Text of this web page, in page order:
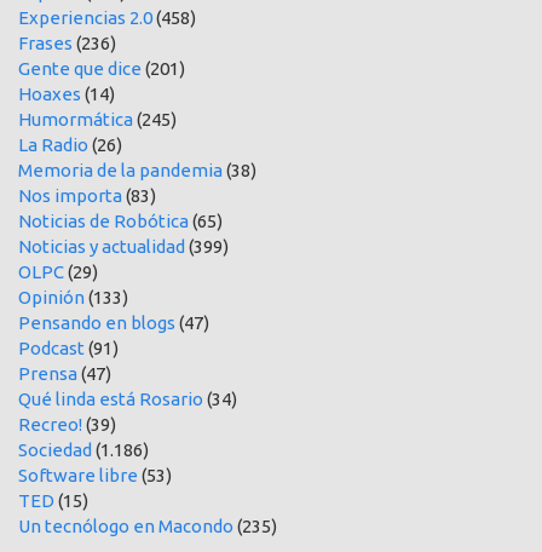
Experiencias 2.0(458)
Frases (236)
Gente que dice (201)
Hoaxes (14)
Humormática(245)
La Radio (26)
Memoria de la pandemia(38)
Nos importa(83)
Noticias de Robótica(65)
Noticias y actualidad (399)
OLPC(29)
Opinión(133)
Pensando en blogs (47)
Podcast (91)
Prensa(47)
Qué linda está Rosario (34)
Recreo!(39)
Sociedad (1.186)
Software libre (53)
TED (15)
Un tecnólogo en Macondo (235)